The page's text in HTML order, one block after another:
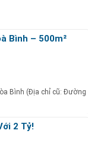
Bình – 500m²
Bình (Địa chỉ cũ: Đường
2 Tỷ!